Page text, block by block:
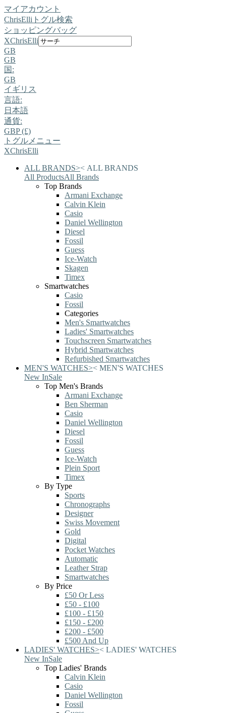
マイアカウント
ChrisElli トグル検索
ショッピングバッグ
XChrisElli
GB
GB
国:
GB
イギリス
言語:
日本語
通貨:
GBP (£)
トグルメニュー
XChrisElli
ALL BRANDS>< ALL BRANDS
All ProductsAll Brands
Top Brands
Armani Exchange
Calvin Klein
Casio
Daniel Wellington
Diesel
Fossil
Guess
Ice-Watch
Skagen
Timex
Smartwatches
Casio
Fossil
Categories
Men's Smartwatches
Ladies' Smartwatches
Touchscreen Smartwatches
Hybrid Smartwatches
Refurbished Smartwatches
MEN'S WATCHES>< MEN'S WATCHES
New InSale
Top Men's Brands
Armani Exchange
Ben Sherman
Casio
Daniel Wellington
Diesel
Fossil
Guess
Ice-Watch
Plein Sport
Timex
By Type
Sports
Chronographs
Designer
Swiss Movement
Gold
Digital
Pocket Watches
Automatic
Leather Strap
Smartwatches
By Price
£50 Or Less
£50 - £100
£100 - £150
£150 - £200
£200 - £500
£500 And Up
LADIES' WATCHES>< LADIES' WATCHES
New InSale
Top Ladies' Brands
Calvin Klein
Casio
Daniel Wellington
Fossil